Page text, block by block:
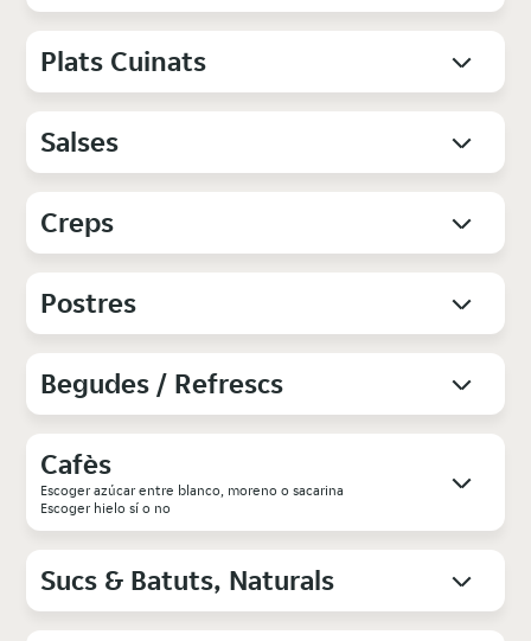
Plats Cuinats
Salses
Creps
Postres
Begudes / Refrescs
Cafès
Escoger azúcar entre blanco, moreno o sacarina
Escoger hielo sí o no
Sucs & Batuts, Naturals